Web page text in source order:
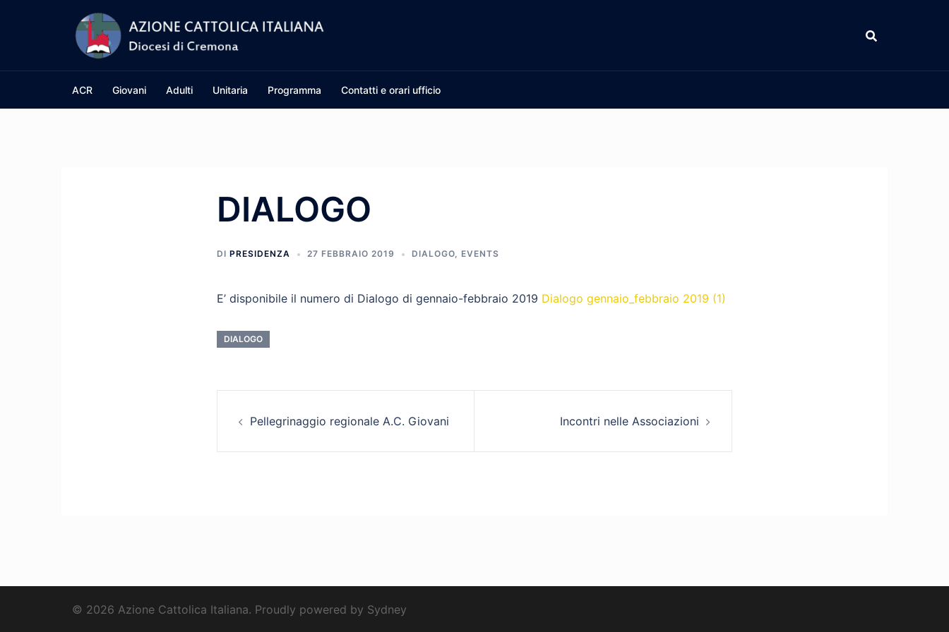
ACR Giovani Adulti Unitaria Programma Contatti e orari ufficio
DIALOGO
DI PRESIDENZA 27 FEBBRAIO 2019 DIALOGO, EVENTS
E’ disponibile il numero di Dialogo di gennaio-febbraio 2019 Dialogo gennaio_febbraio 2019 (1)
DIALOGO
articolo
Pellegrinaggio regionale A.C. Giovani Incontri nelle Associazioni
© 2026 Azione Cattolica Italiana. Proudly powered by Sydney